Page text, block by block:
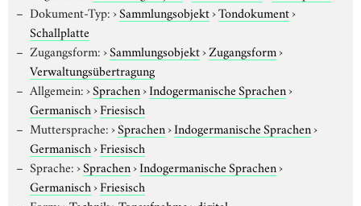
Dokument-Typ:›Sammlungsobjekt›Tondokument›
Schallplatte
Zugangsform:›Sammlungsobjekt›Zugangsform›
Verwaltungsübertragung
Allgemein:›Sprachen›Indogermanische Sprachen›
Germanisch›Friesisch
Muttersprache:›Sprachen›Indogermanische Sprachen›
Germanisch›Friesisch
Sprache:›Sprachen›Indogermanische Sprachen›
Germanisch›Friesisch